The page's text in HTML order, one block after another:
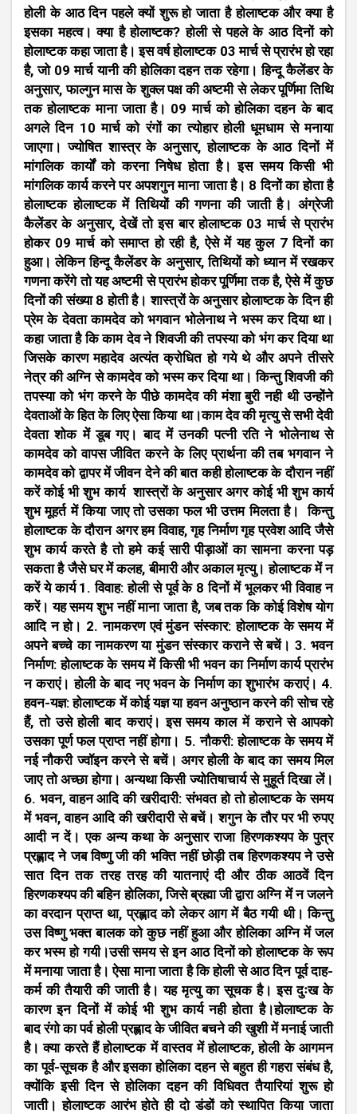
होली के आठ दिन पहले क्यों शुरू हो जाता है होलाष्टक और क्या है
इसका महत्व। क्या है होलाष्टक? होली से पहले के आठ दिनों को
होलाष्टक कहा जाता है। इस वर्ष होलाष्टक 03 मार्च से प्रारंभ हो रहा
है, जो 09 मार्च यानी की होलिका दहन तक रहेगा। हिन्दू कैलेंडर के
अनुसार, फाल्गुन मास के शुक्ल पक्ष की अष्टमी से लेकर पूर्णिमा ​तिथि
तक होलाष्टक माना जाता है। 09 मार्च को होलिका दहन के बाद
अगले दिन 10 मार्च को रंगों का त्योहार होली धूमधाम से मनाया
जाएगा। ज्योषित शास्त्र के अनुसार, होलाष्टक के आठ दिनों में
मांगलिक कार्यों को करना निषेध होता है। इस समय किसी भी
मांगलिक कार्य करने पर अपशगुन माना जाता है। 8 दिनों का होता है
होलाष्टक होलाष्टक में तिथियों की गणना की जाती है। अंग्रेजी
कैलेंडर के अनुसार, देखें तो इस बार होलाष्टक 03 मार्च से प्रारंभ
होकर 09 मार्च को समाप्त हो रही है, ऐसे में यह कुल 7 दिनों का
हुआ। लेकिन हिन्दू कैलेंडर के अनुसार, तिथियों को ध्यान में रखकर
गणना करेंगे तो यह अष्टमी से प्रारंभ होकर पूर्णिमा तक है, ऐसे में कुछ
दिनों की संख्या 8 होती है। शास्त्रों के अनुसार होलाष्टक के दिन ही
प्रेम के देवता कामदेव को भगवान भोलेनाथ ने भस्म कर दिया था।
कहा जाता है कि काम देव ने शिवजी की तपस्या को भंग कर दिया था
जिसके कारण महादेव अत्यंत क्रोधित हो गये थे और अपने तीसरे
नेत्र की अग्नि से कामदेव को भस्म कर दिया था। किन्तु शिवजी की
तपस्या को भंग करने के पीछे कामदेव की मंशा बुरी नही थी उन्होंने
देवताओं के हित के लिए ऐसा किया था।काम देव की मृत्यु से सभी देवी
देवता शोक में डूब गए। बाद में उनकी पत्नी रति ने भोलेनाथ से
कामदेव को वापस जीवित करने के लिए प्रार्थना की तब भगवान ने
कामदेव को द्वापर में जीवन देने की बात कही होलाष्टक के दौरान नहीं
करें कोई भी शुभ कार्य शास्त्रों के अनुसार अगर कोई भी शुभ कार्य
शुभ मूहर्त में किया जाए तो उसका फल भी उत्तम मिलता है। किन्तु
होलाष्टक के दौरान अगर हम विवाह, गृह निर्माण गृह प्रवेश आदि जैसे
शुभ कार्य करते है तो हमे कई सारी पीड़ाओं का सामना करना पड़
सकता है जैसे घर में कलह, बीमारी और अकाल मृत्यु। होलाष्टक में न
करें ये कार्य 1. विवाह: होली से पूर्व के 8 दिनों में भूलकर भी विवाह न
करें। यह समय शुभ नहीं माना जाता है, जब तक कि कोई विशेष योग
आदि न हो। 2. नामकरण एवं मुंडन संस्कार: होलाष्टक के समय में
अपने बच्चे का नामकरण या मुंडन संस्कार कराने से बचें। 3. भवन
निर्माण: होलाष्टक के समय में किसी भी भवन का निर्माण कार्य प्रारंभ
न कराएं। होली के बाद नए भवन के निर्माण का शुभारंभ कराएं। 4.
हवन-यज्ञ: होलाष्टक में कोई यज्ञ या हवन अनुष्ठान करने की सोच रहे
हैं, तो उसे होली बाद कराएं। इस समय काल में कराने से आपको
उसका पूर्ण फल प्राप्त नहीं होगा। 5. नौकरी: होलाष्टक के समय में
नई नौकरी ज्वॉइन करने से बचें। अगर होली के बाद का समय मिल
जाए तो अच्छा होगा। अन्यथा किसी ज्योतिषाचार्य से मुहूर्त दिखा लें।
6. भवन, वाहन आदि की खरीदारी: संभवत हो तो होलाष्टक के समय
में भवन, वाहन आदि की खरीदारी से बचें। शगुन के तौर पर भी रुपए
आदी न दें। एक अन्य कथा के अनुसार राजा हिरणकश्यप के पुत्र
प्रह्लाद ने जब विष्णु जी की भक्ति नहीं छोड़ी तब हिरणकश्यप ने उसे
सात दिन तक तरह तरह की यातनाएं दी और ठीक आठवें दिन
हिरणकश्यप की बहिन होलिका, जिसे ब्रह्मा जी द्वारा अग्नि में न जलने
का वरदान प्राप्त था, प्रह्लाद को लेकर आग में बैठ गयी थी। किन्तु
उस विष्णु भक्त बालक को कुछ नहीं हुआ और होलिका अग्नि में जल
कर भस्म हो गयी।उसी समय से इन आठ दिनों को होलाष्टक के रूप
में मनाया जाता है। ऐसा माना जाता है कि होली से आठ दिन पूर्व दाह-
कर्म की तैयारी की जाती है। यह मृत्यु का सूचक है। इस दुःख के
कारण इन दिनों में कोई भी शुभ कार्य नही होता है।होलाष्टक के
बाद रंगो का पर्व होली प्रह्लाद के जीवित बचने की खुशी में मनाई जाती
है। क्या करते हैं होलाष्टक में वास्तव में होलाष्टक, होली के आगमन
का पूर्व-सूचक है और इसका होलिका दहन से बहुत ही गहरा संबंध है,
क्योंकि इसी दिन से होलिका दहन की विधिवत तैयारियां शुरू हो
जाती। होलाष्टक आरंभ होते ही दो डंडों को स्थापित किया जाता